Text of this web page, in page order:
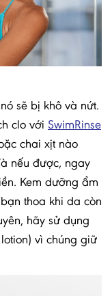
sẽ bị khô và nứt.
clo với SwimRinse
chai xịt nào
nếu được, ngay
Kem dưỡng ẩm
thoa khi da còn
hãy sử dụng
vì chúng giữ